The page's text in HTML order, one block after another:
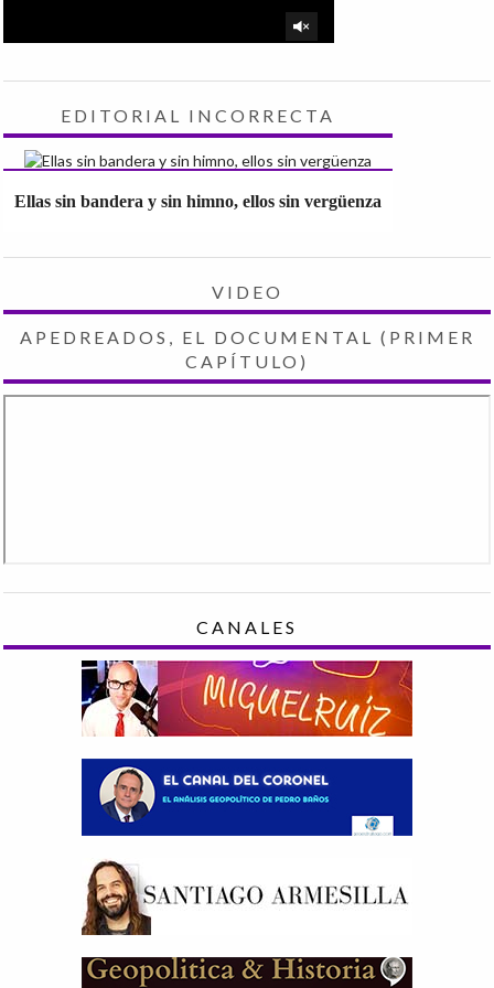
EDITORIAL INCORRECTA
Ellas sin bandera y sin himno, ellos sin vergüenza
VIDEO
APEDREADOS, EL DOCUMENTAL (PRIMER
CAPÍTULO)
CANALES